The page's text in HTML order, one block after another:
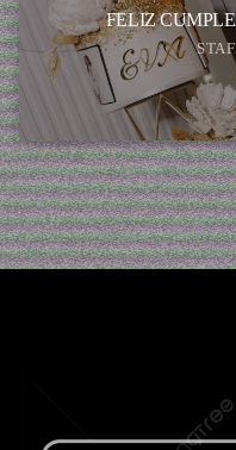
FELIZ